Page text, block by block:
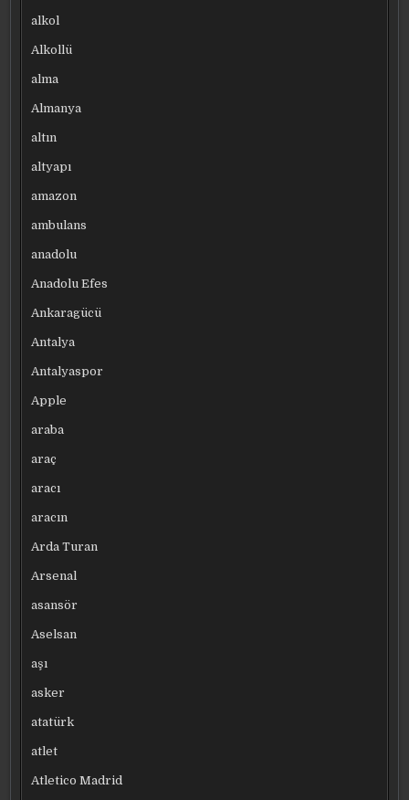
alkol
Alkollü
alma
Almanya
altın
altyapı
amazon
ambulans
anadolu
Anadolu Efes
Ankaragücü
Antalya
Antalyaspor
Apple
araba
araç
aracı
aracın
Arda Turan
Arsenal
asansör
Aselsan
aşı
asker
atatürk
atlet
Atletico Madrid